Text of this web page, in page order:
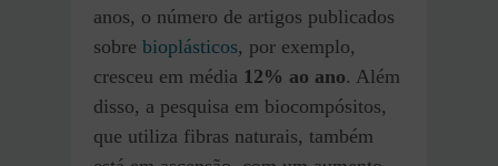
anos, o número de artigos publicados
sobre bioplásticos, por exemplo,
cresceu em média 12% ao ano. Além
disso, a pesquisa em biocompósitos,
que utiliza fibras naturais, também